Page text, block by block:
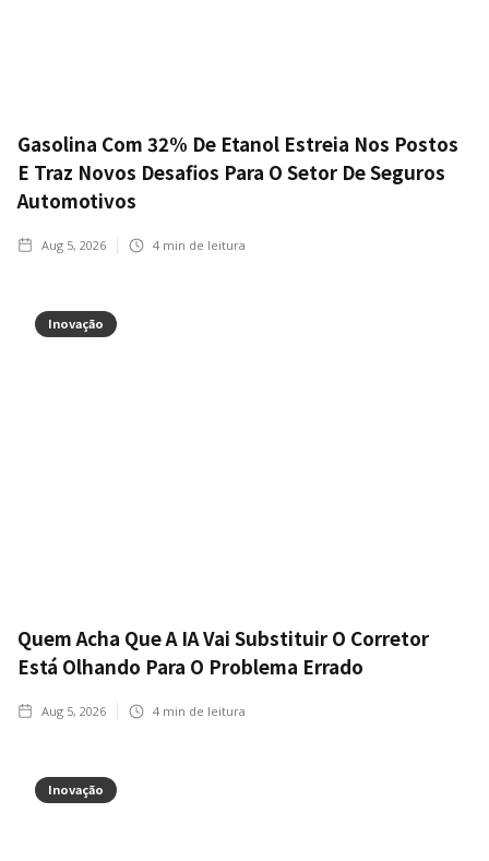
Gasolina Com 32% De Etanol Estreia Nos Postos
E Traz Novos Desafios Para O Setor De Seguros
Automotivos
Aug 5, 2026 4 min de leitura
Inovação
Quem Acha Que A IA Vai Substituir O Corretor
Está Olhando Para O Problema Errado
Aug 5, 2026 4 min de leitura
Inovação